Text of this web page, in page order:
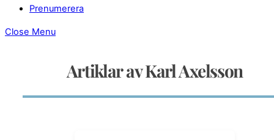
Prenumerera
Close Menu
Artiklar av Karl Axelsson